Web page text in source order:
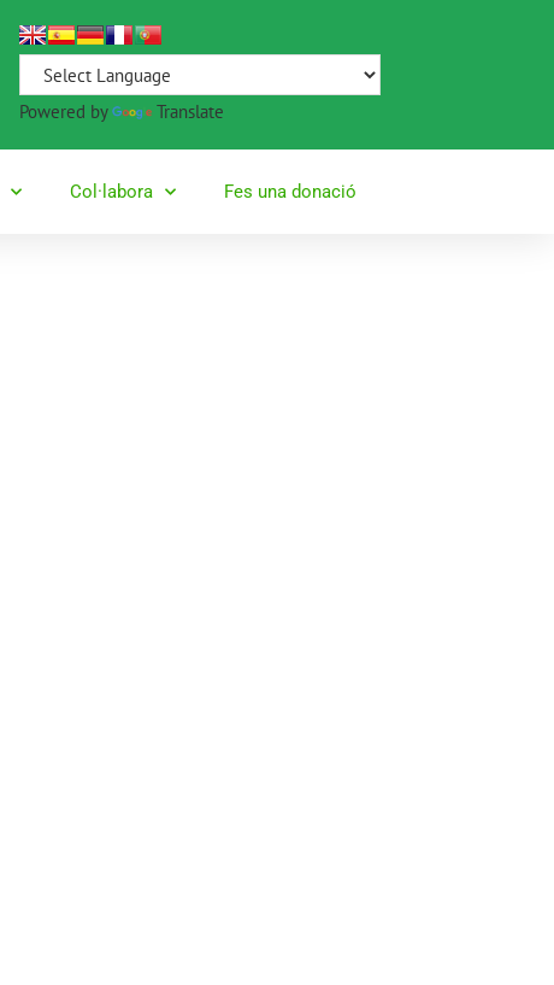
Powered by Translate
Col·labora Fes una donació